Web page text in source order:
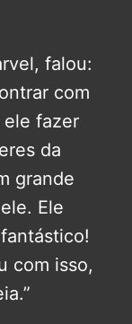
falou:
com
ele fazer
da
grande
Ele
com isso,